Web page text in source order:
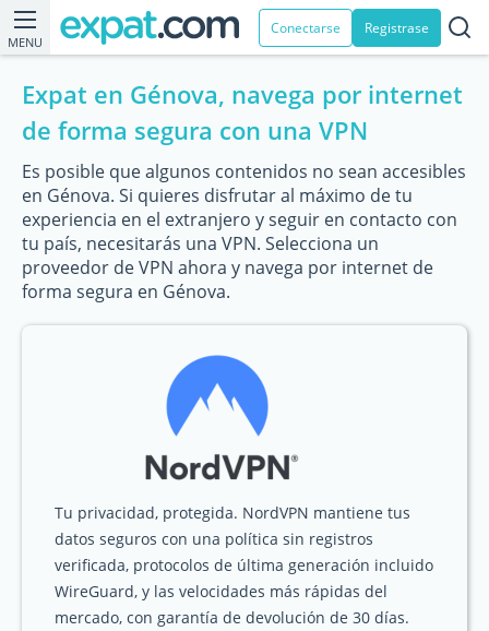
MENU
Conectarse Registrase
Expat en Génova, navega por internet
de forma segura con una VPN
Es posible que algunos contenidos no sean accesibles
en Génova. Si quieres disfrutar al máximo de tu
experiencia en el extranjero y seguir en contacto con
tu país, necesitarás una VPN. Selecciona un
proveedor de VPN ahora y navega por internet de
forma segura en Génova.
Tu privacidad, protegida. NordVPN mantiene tus
datos seguros con una política sin registros
verificada, protocolos de última generación incluido
WireGuard, y las velocidades más rápidas del
mercado, con garantía de devolución de 30 días.